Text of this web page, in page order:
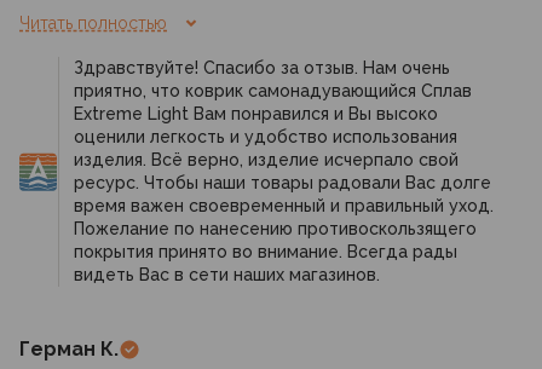
скорее всего от возраста... ))) Из недостатков -
противоскользящее покрытие! На дне палатки
лежит хорошо, а вот в спальнике ANTRIS
сползаешь к утру... (((
Читать полностью
Здравствуйте! Спасибо за отзыв. Нам очень
приятно, что коврик самонадувающийся Сплав
Extreme Light Вам понравился и Вы высоко
оценили легкость и удобство использования
изделия. Всё верно, изделие исчерпало свой
ресурс. Чтобы наши товары радовали Вас долге
время важен своевременный и правильный уход.
Пожелание по нанесению противоскользящего
покрытия принято во внимание. Всегда рады
видеть Вас в сети наших магазинов.
Герман К.